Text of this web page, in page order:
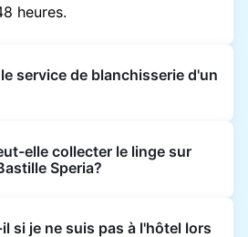
heures.
service de blanchisserie d'un
et du vêtement et
plus élevés.
sur les articles, de sorte
elle collecter le linge sur
Speria?
réception de l'hôtel à l'heure
si je ne suis pas à l'hôtel lors